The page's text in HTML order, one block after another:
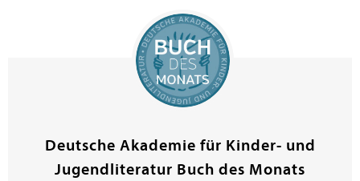
Deutsche Akademie für Kinder- und
Jugendliteratur Buch des Monats